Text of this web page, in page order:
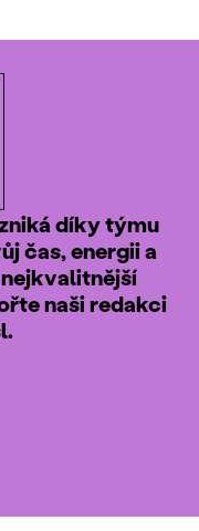
díky týmu
čas, energii a
naši redakci